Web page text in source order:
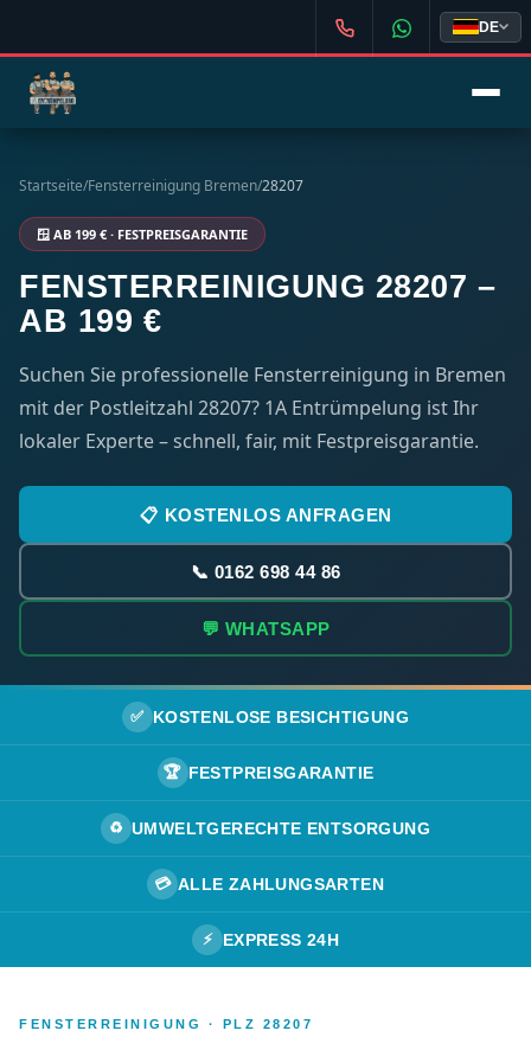
DE
Startseite/Fensterreinigung Bremen/28207
🪟 AB 199 € · FESTPREISGARANTIE
FENSTERREINIGUNG 28207 –
AB 199 €
Suchen Sie professionelle Fensterreinigung in Bremen
mit der Postleitzahl 28207? 1A Entrümpelung ist Ihr
lokaler Experte – schnell, fair, mit Festpreisgarantie.
📋 KOSTENLOS ANFRAGEN
📞 0162 698 44 86
💬 WHATSAPP
✅ KOSTENLOSE BESICHTIGUNG
🏆 FESTPREISGARANTIE
♻️ UMWELTGERECHTE ENTSORGUNG
💳 ALLE ZAHLUNGSARTEN
⚡ EXPRESS 24H
FENSTERREINIGUNG · PLZ 28207